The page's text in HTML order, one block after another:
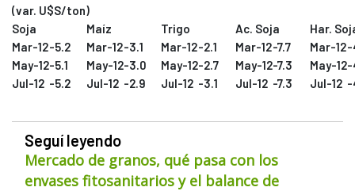
(var. U$S/ton)
Soja
Maíz Trigo Ac. Soja
Har.
Mar-12-5.2 Mar-12-3.1 Mar-12-2.1 Mar-12-7.7 Mar-12-
May-12-5.1 May-12-3.0 May-12-2.7 May-12-7.3 May-12-
Jul-12 -5.2 Jul-12 -2.9 Jul-12 -3.1 Jul-12 -7.3 Jul-12 -
Seguí leyendo
Mercado de granos, qué pasa con los
envases fitosanitarios y el balance de